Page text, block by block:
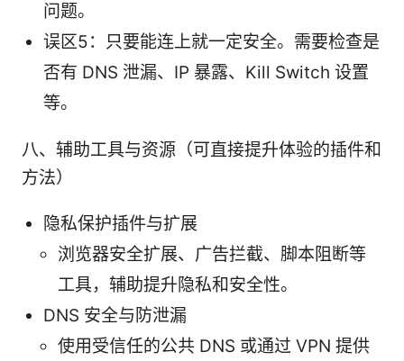
问题。
误区5：只要能连上就一定安全。需要检查是
否有 DNS 泄漏、IP 暴露、Kill Switch 设置
等。
八、辅助工具与资源（可直接提升体验的插件和
方法）
隐私保护插件与扩展
浏览器安全扩展、广告拦截、脚本阻断等
工具，辅助提升隐私和安全性。
DNS 安全与防泄漏
使用受信任的公共 DNS 或通过 VPN 提供